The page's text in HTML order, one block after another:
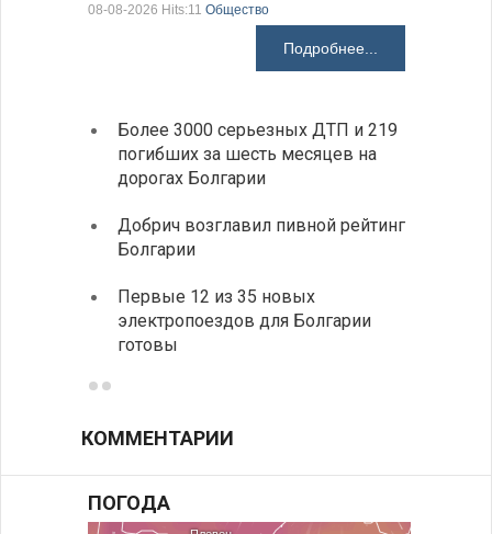
08-08-2026 Hits:11 Общество
Подробнее...
Более 3000 серьезных ДТП и 219
погибших за шесть месяцев на
дорогах Болгарии
Добрич возглавил пивной рейтинг
Болгарии
Первые 12 из 35 новых
электропоездов для Болгарии
готовы
КОММЕНТАРИИ
ПОГОДА